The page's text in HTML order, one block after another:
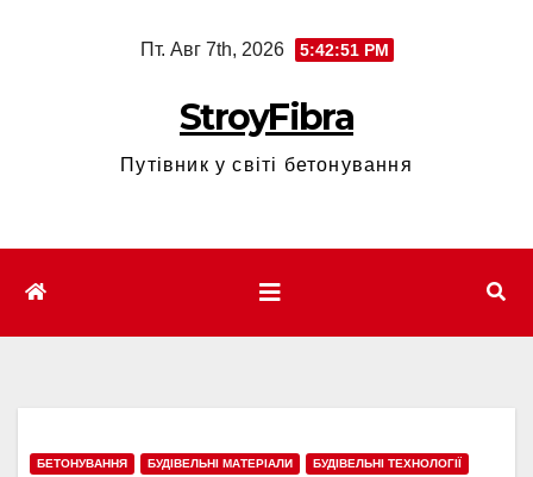
Пт. Авг 7th, 2026 5:42:52 PM
StroyFibra
Путівник у світі бетонування
БЕТОНУВАННЯ БУДІВЕЛЬНІ МАТЕРІАЛИ БУДІВЕЛЬНІ ТЕХНОЛОГІЇ